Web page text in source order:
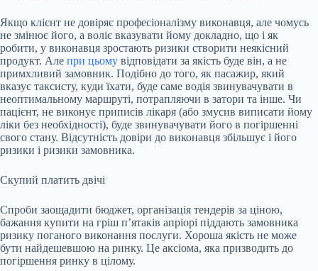
Якщо клієнт не довіряє професіоналізму виконавця, але чомусь
не змінює його, а воліє вказувати йому докладно, що і як
робити, у виконавця зростають ризики створити неякісний
продукт. Але при цьому відповідати за якість буде він, а не
примхливий замовник. Подібно до того, як пасажир, який
вказує таксисту, куди їхати, буде саме водія звинувачувати в
неоптимальному маршруті, потрапляючи в затори та інше. Чи
пацієнт, не виконує приписів лікаря (або змусив виписати йому
ліки без необхідності), буде звинувачувати його в погіршенні
свого стану. Відсутність довіри до виконавця збільшує і його
ризики і ризики замовника.
Скупий платить двічі
Спроби заощадити бюджет, організація тендерів за ціною,
бажання купити на гріш п’ятаків апріорі піддають замовника
ризику поганого виконання послуги. Хороша якість не може
бути найдешевшою на ринку. Це аксіома, яка призводить до
погіршення ринку в цілому.